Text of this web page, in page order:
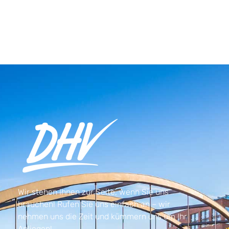
Wir stehen Ihnen zur Seite, wenn Sie uns
brauchen! Rufen Sie uns einfach an – wir
nehmen uns die Zeit und kümmern uns um Ihr